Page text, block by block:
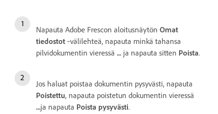
Napauta Adobe Frescon aloitusnäytön Omat
tiedostot ‑välilehteä, napauta minkä tahansa
pilvidokumentin vieressä ... ja napauta sitten Poista.
Jos haluat poistaa dokumentin pysyvästi, napauta
Poistettu, napauta poistetun dokumentin vieressä
...ja napauta Poista pysyvästi.